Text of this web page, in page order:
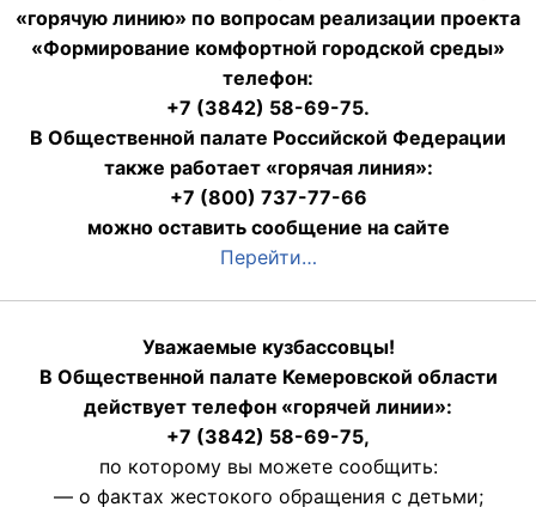
«горячую линию» по вопросам реализации проекта
«Формирование комфортной городской среды»
телефон:
+7 (3842) 58-69-75.
В Общественной палате Российской Федерации
также работает «горячая линия»:
+7 (800) 737-77-66
можно оставить сообщение на сайте
Перейти…
Уважаемые кузбассовцы!
В Общественной палате Кемеровской области
действует телефон «горячей линии»:
+7 (3842) 58-69-75,
по которому вы можете сообщить:
— о фактах жестокого обращения с детьми;